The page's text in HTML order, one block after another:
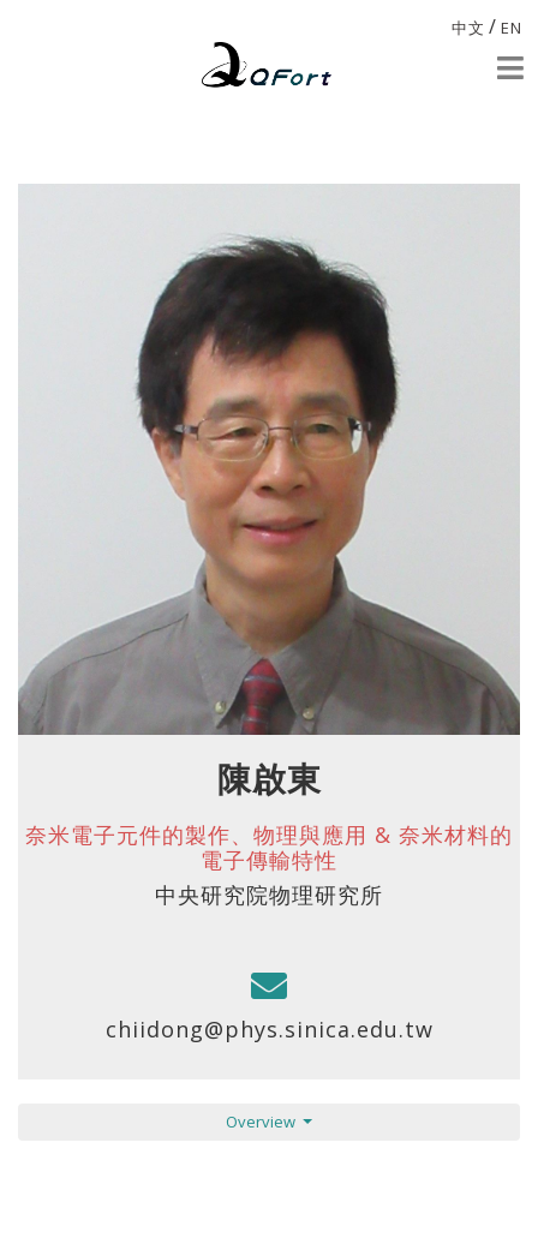
中文 / EN
陳啟東
奈米電子元件的製作、物理與應用 & 奈米材料的
電子傳輸特性
中央研究院物理研究所
chiidong@phys.sinica.edu.tw
Overview